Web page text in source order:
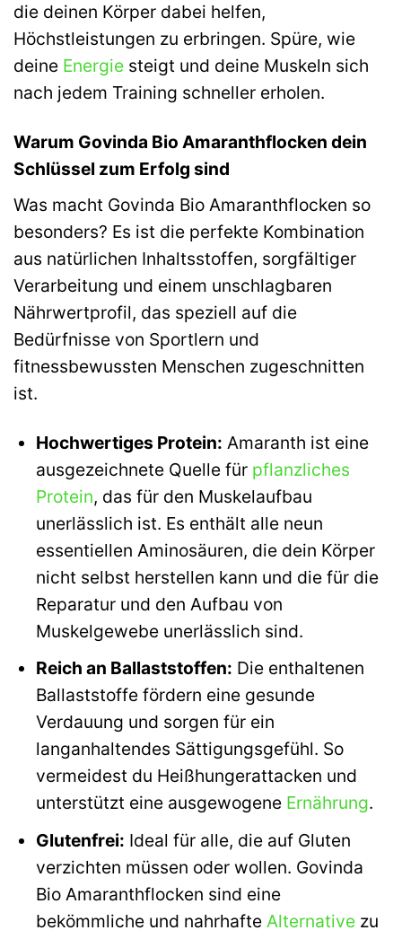
die deinen Körper dabei helfen,
Höchstleistungen zu erbringen. Spüre, wie
deine Energie steigt und deine Muskeln sich
nach jedem Training schneller erholen.
Warum Govinda Bio Amaranthflocken dein
Schlüssel zum Erfolg sind
Was macht Govinda Bio Amaranthflocken so
besonders? Es ist die perfekte Kombination
aus natürlichen Inhaltsstoffen, sorgfältiger
Verarbeitung und einem unschlagbaren
Nährwertprofil, das speziell auf die
Bedürfnisse von Sportlern und
fitnessbewussten Menschen zugeschnitten
ist.
Hochwertiges Protein: Amaranth ist eine
ausgezeichnete Quelle für pflanzliches
Protein, das für den Muskelaufbau
unerlässlich ist. Es enthält alle neun
essentiellen Aminosäuren, die dein Körper
nicht selbst herstellen kann und die für die
Reparatur und den Aufbau von
Muskelgewebe unerlässlich sind.
Reich an Ballaststoffen: Die enthaltenen
Ballaststoffe fördern eine gesunde
Verdauung und sorgen für ein
langanhaltendes Sättigungsgefühl. So
vermeidest du Heißhungerattacken und
unterstützt eine ausgewogene Ernährung.
Glutenfrei: Ideal für alle, die auf Gluten
verzichten müssen oder wollen. Govinda
Bio Amaranthflocken sind eine
bekömmliche und nahrhafte Alternativezu